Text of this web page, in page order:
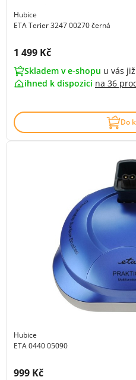
Hubice
ETA Terier 3247 00270 černá
Cena s DPH:
1 499 Kč
Skladem v e-shopu u vás
ihned k dispozici na 36
Do
Hubice
ETA 0440 05090
Cena s DPH:
999 Kč